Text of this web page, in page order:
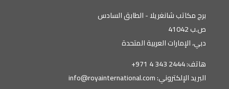
برج مكاتب شانغريلا - الطابق السادس
ص.ب 41042
دبي، الإمارات العربية المتحدة
هاتف:+971 4 343 2444
البريد الإلكتروني:info@royainternational.com